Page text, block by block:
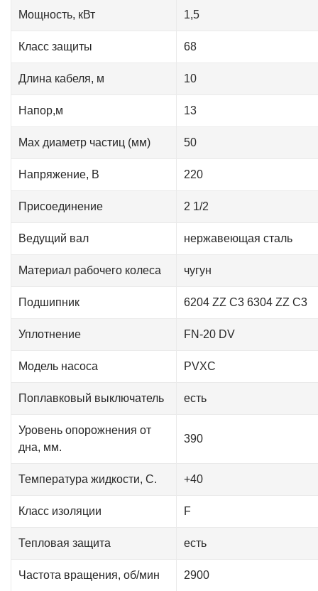
Мощность, кВт 1,5
Класс защиты 68
Длина кабеля, м 10
Напор,м 13
Мах диаметр частиц (мм) 50
Напряжение, В 220
Присоединение 2 1/2
Ведущий вал нержавеющая сталь
Материал рабочего колеса чугун
Подшипник 6204 ZZ С3 6304 ZZ С3
Уплотнение FN-20 DV
Модель насоса PVXC
Поплавковый выключатель есть
Уровень опорожнения от
дна, мм.
390
Температура жидкости, С. +40
Класс изоляции F
Тепловая защита есть
Частота вращения, об/мин 2900